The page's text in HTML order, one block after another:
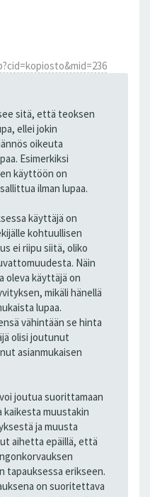
sitä, että teoksen
ellei jokin
oikeuta
Esimerkiksi
käyttöön on
ilman lupaa.
käyttäjä on
kohtuullisen
ei riipu siitä, oliko
Näin
oleva käyttäjä on
mikäli hänellä
lupaa.
vähintään se hinta
olisi joutunut
asianmukaisen
joutua suorittamaan
kaikesta muustakin
ja muusta
aihetta epäillä, että
tapauksessa erikseen.
on suoritettava